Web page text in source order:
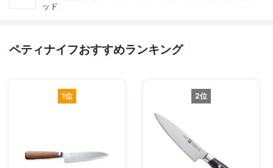
ッド
ペティナイフおすすめランキング
1位 2位